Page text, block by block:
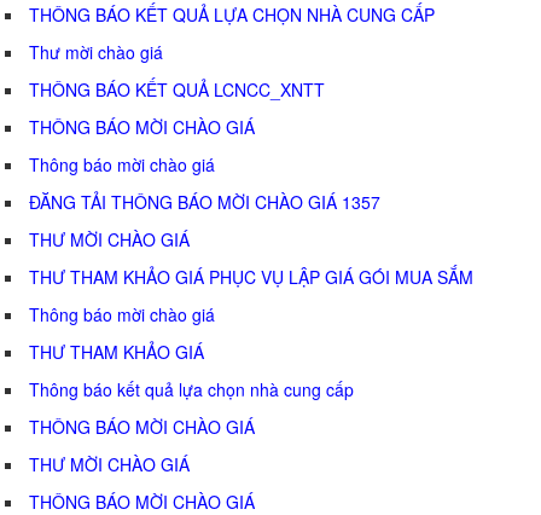
THÔNG BÁO KẾT QUẢ LỰA CHỌN NHÀ CUNG CẤP
Thư mời chào giá
THÔNG BÁO KẾT QUẢ LCNCC_XNTT
THÔNG BÁO MỜI CHÀO GIÁ
Thông báo mời chào giá
ĐĂNG TẢI THÔNG BÁO MỜI CHÀO GIÁ 1357
THƯ MỜI CHÀO GIÁ
THƯ THAM KHẢO GIÁ PHỤC VỤ LẬP GIÁ GÓI MUA SẮM
Thông báo mời chào giá
THƯ THAM KHẢO GIÁ
Thông báo kết quả lựa chọn nhà cung cấp
THÔNG BÁO MỜI CHÀO GIÁ
THƯ MỜI CHÀO GIÁ
THÔNG BÁO MỜI CHÀO GIÁ